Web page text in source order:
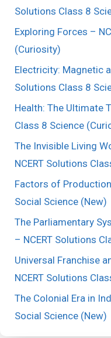
Solutions Class 8
Exploring Forces –
(Curiosity)
Electricity: Magnetic
Solutions Class 8
Health: The Ultimate
Class 8 Science
The Invisible Living
NCERT Solutions
Factors of
Social Science (New)
The Parliamentary
– NCERT Solutions
Universal Franchise
NCERT Solutions
The Colonial Era in
Social Science (New)